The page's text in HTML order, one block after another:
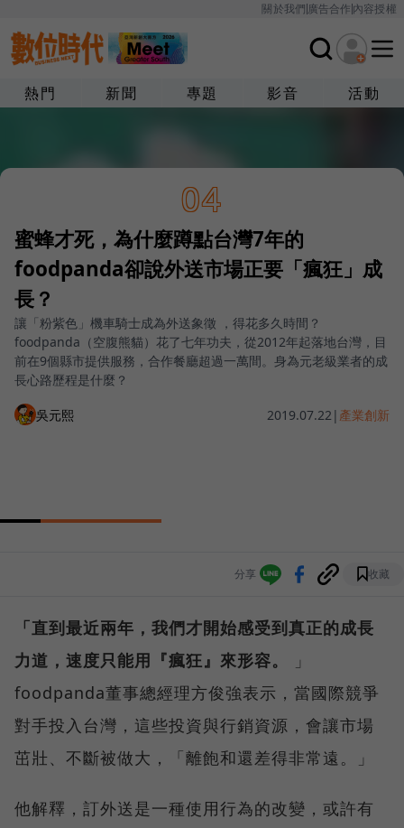
關於我們廣告合作內容授權
熱門 新聞 專題 影音 活動
04
蜜蜂才死，為什麼蹲點台灣7年的
foodpanda卻說外送市場正要「瘋狂」成
長？
讓「粉紫色」機車騎士成為外送象徵 ，得花多久時間？
foodpanda（空腹熊貓）花了七年功夫，從2012年起落地台灣，目
前在9個縣市提供服務，合作餐廳超過一萬間。身為元老級業者的成
長心路歷程是什麼？
吳元熙 2019.07.22 | 產業創新
分享 收藏
「直到最近兩年，我們才開始感受到真正的成長
力道，速度只能用『瘋狂』來形容。
」
foodpanda董事總經理方俊強表示，當國際競爭
對手投入台灣，這些投資與行銷資源，會讓市場
茁壯、不斷被做大，「離飽和還差得非常遠。」
他解釋，訂外送是一種使用行為的改變，或許有